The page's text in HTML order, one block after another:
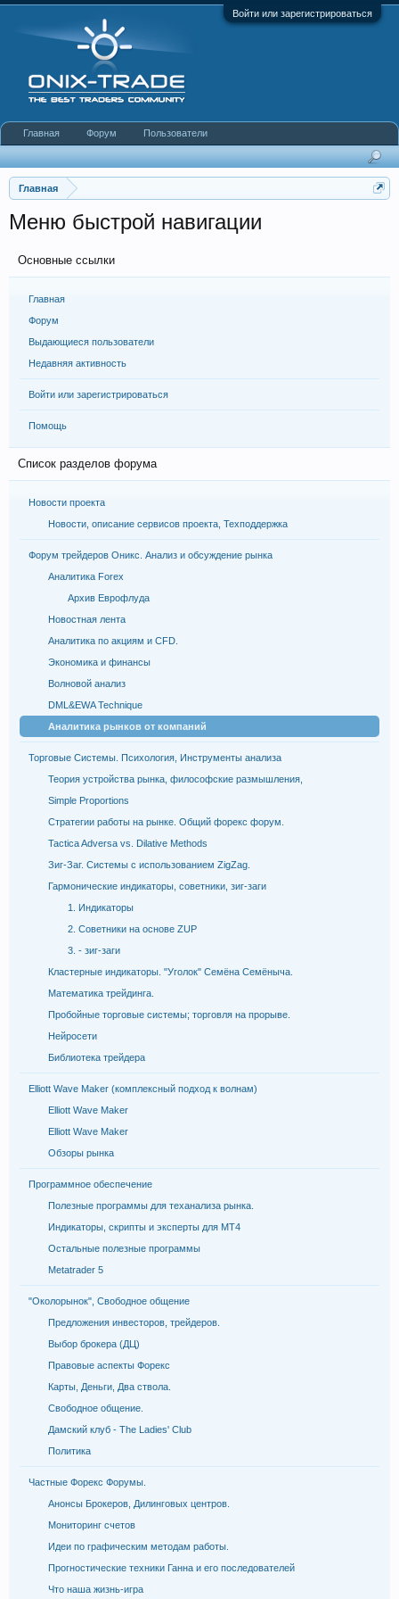
Войти или зарегистрироваться
Главная
Меню быстрой навигации
Основные ссылки
Главная
Форум
Выдающиеся пользователи
Недавняя активность
Войти или зарегистрироваться
Помощь
Список разделов форума
Новости проекта
Новости, описание сервисов проекта, Техподдержка
Форум трейдеров Оникс. Анализ и обсуждение рынка
Аналитика Forex
Архив Еврофлуда
Новостная лента
Аналитика по акциям и CFD.
Экономика и финансы
Волновой анализ
DML&EWA Technique
Аналитика рынков от компаний
Торговые Системы. Психология, Инструменты анализа
Теория устройства рынка, философские размышления,
Simple Proportions
Стратегии работы на рынке. Общий форекс форум.
Tactica Adversa vs. Dilative Methods
Зиг-Заг. Системы с использованием ZigZag.
Гармонические индикаторы, советники, зиг-заги
1. Индикаторы
2. Советники на основе ZUP
3. - зиг-заги
Кластерные индикаторы. "Уголок" Семёна Семёныча.
Математика трейдинга.
Пробойные торговые системы; торговля на прорыве.
Нейросети
Библиотека трейдера
Elliott Wave Maker (комплексный подход к волнам)
Elliott Wave Maker
Elliott Wave Maker
Обзоры рынка
Программное обеспечение
Полезные программы для теханализа рынка.
Индикаторы, скрипты и эксперты для МТ4
Остальные полезные программы
Metatrader 5
"Околорынок", Свободное общение
Предложения инвесторов, трейдеров.
Выбор брокера (ДЦ)
Правовые аспекты Форекс
Карты, Деньги, Два ствола.
Свободное общение.
Дамский клуб - The Ladies' Club
Политика
Частные Форекс Форумы.
Анонсы Брокеров, Дилинговых центров.
Мониторинг счетов
Идеи по графическим методам работы.
Прогностические техники Ганна и его последователей
Что наша жизнь-игра
Главная Форум Пользователи